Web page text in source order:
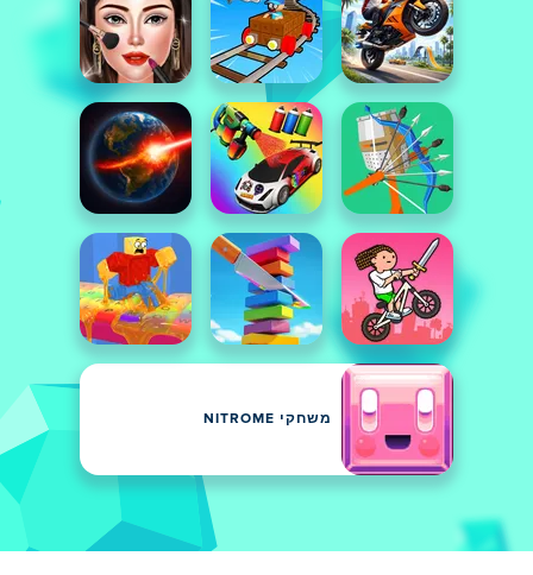
משחקי NITROME